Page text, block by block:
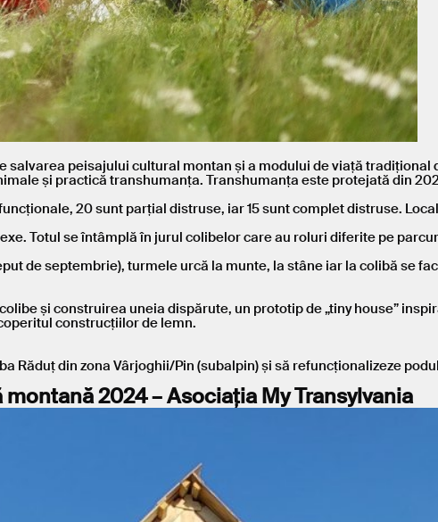
peisajului cultural montan și a modului de viață tradițional
și practică transhumanța. Transhumanța este protejată din
20 sunt parțial distruse, iar 15 sunt complet distruse.
Totul se întâmplă în jurul colibelor care au roluri diferite pe
de septembrie), turmele urcă la munte, la stâne iar la colibă se
și construirea uneia dispărute, un prototip de „tiny house”
construcțiilor de lemn.
Răduț din zona Vârjoghii/Pin (subalpin) și să refuncționalizeze
2024 – Asociația My Transylvania